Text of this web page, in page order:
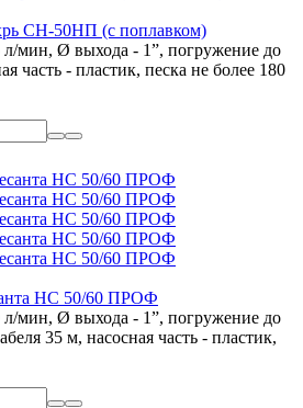
СН-50НП (с поплавком)
мин, Ø выхода - 1”, погружение до
часть - пластик, песка не более 180
НС 50/60 ПРОФ
мин, Ø выхода - 1”, погружение до
35 м, насосная часть - пластик,